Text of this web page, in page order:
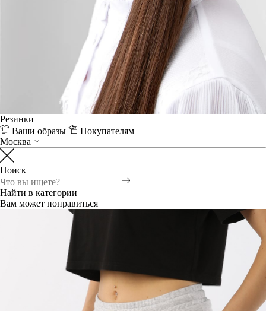
Резинки
Ваши образы
Покупателям
Москва
Поиск
Найти в категории
Вам может понравиться